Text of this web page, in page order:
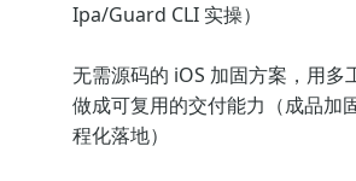
Ipa/Guard CLI 实操）
无需源码的 iOS 加固方案，用多
做成可复用的交付能力（成品加
程化落地）